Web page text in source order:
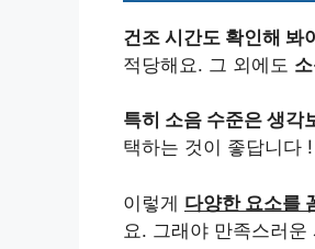
건조 시간도 확인해 봐
적당해요. 그 외에도
특히 소음 수준은 생각
택하는 것이 좋답니다 !
이렇게 다양한 요소를
요. 그래야 만족스러